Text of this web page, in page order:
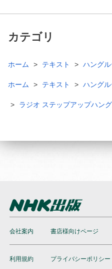
カテゴリ
ホーム テキスト ハング
ホーム テキスト ハング
ラジオ ステップアップハン
会社案内 書店様向けページ
利用規約 プライバシーポリシー